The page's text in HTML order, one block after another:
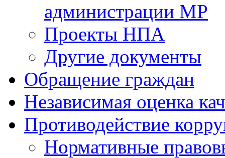
администрации МР
Проекты НПА
Другие документы
Обращение граждан
Независимая оценка
Противодействие
Нормативные